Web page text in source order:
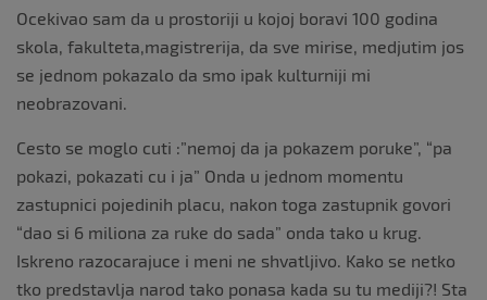
Ocekivao sam da u prostoriji u kojoj boravi 100 godina
skola, fakulteta,magistrerija, da sve mirise, medjutim jos
se jednom pokazalo da smo ipak kulturniji mi
neobrazovani.
Cesto se moglo cuti :”nemoj da ja pokazem poruke”, “pa
pokazi, pokazati cu i ja” Onda u jednom momentu
zastupnici pojedinih placu, nakon toga zastupnik govori
“dao si 6 miliona za ruke do sada” onda tako u krug.
Iskreno razocarajuce i meni ne shvatljivo. Kako se netko
tko predstavlja narod tako ponasa kada su tu mediji?! Sta